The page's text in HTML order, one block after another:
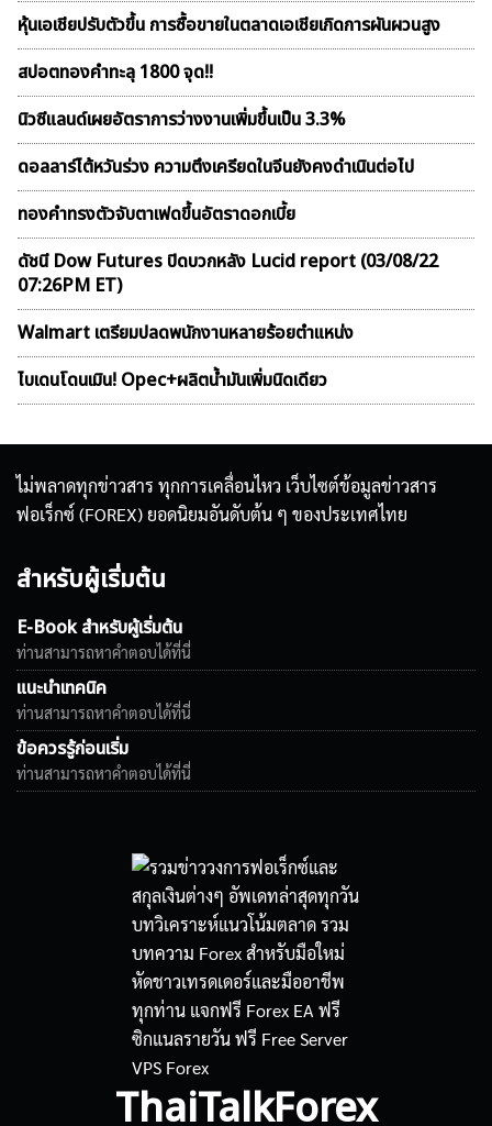
หุ้นเอเชียปรับตัวขึ้น การซื้อขายในตลาดเอเชียเกิดการผันผวนสูง
สปอตทองคำทะลุ 1800 จุด!!
นิวซีแลนด์เผยอัตราการว่างงานเพิ่มขึ้นเป็น 3.3%
ดอลลาร์ไต้หวันร่วง ความตึงเครียดในจีนยังคงดำเนินต่อไป
ทองคำทรงตัวจับตาเฟดขึ้นอัตราดอกเบี้ย
ดัชนี Dow Futures ปิดบวกหลัง Lucid report (03/08/22
07:26PM ET)
Walmart เตรียมปลดพนักงานหลายร้อยตำแหน่ง
ไบเดนโดนเมิน! Opec+ผลิตน้ำมันเพิ่มนิดเดียว
ไม่พลาดทุกข่าวสาร ทุกการเคลื่อนไหว เว็บไซต์ข้อมูลข่าวสาร
ฟอเร็กซ์ (FOREX) ยอดนิยมอันดับต้น ๆ ของประเทศไทย
สำหรับผู้เริ่มต้น
E-Book สำหรับผู้เริ่มต้น
ท่านสามารถหาคำตอบได้ที่นี่
แนะนำเทคนิค
ท่านสามารถหาคำตอบได้ที่นี่
ข้อควรรู้ก่อนเริ่ม
ท่านสามารถหาคำตอบได้ที่นี่
ThaiTalkForex